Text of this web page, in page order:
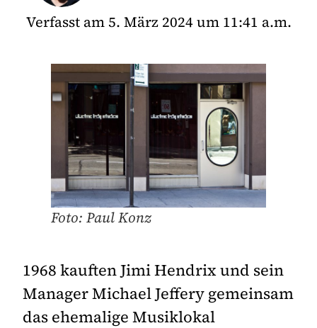
Verfasst am 5. März 2024um 11:41 a.m.
Foto: Paul Konz
1968 kauften Jimi Hendrix und sein
Manager Michael Jeffery gemeinsam
das ehemalige Musiklokal